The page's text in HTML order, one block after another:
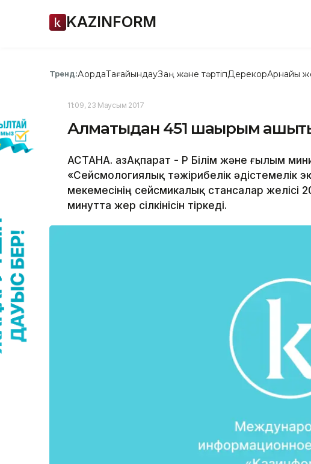
KAZINFORM
Тренд:АқордаТағайындауЗаң және тәртіпДерекқорАрнайы
11:09, 23 Маусым 2017
Алматыдан 451 шақырым
АСТАНА. ҚазАқпарат - ҚР Білім және ғылым
«Сейсмологиялық тәжірибелік әдістемелік
мекемесінің сейсмикалық стансалар
минутта жер сілкінісін тіркеді.